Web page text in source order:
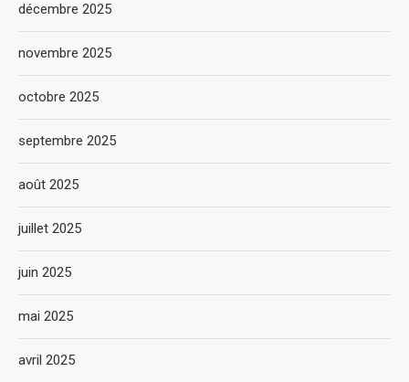
décembre 2025
novembre 2025
octobre 2025
septembre 2025
août 2025
juillet 2025
juin 2025
mai 2025
avril 2025